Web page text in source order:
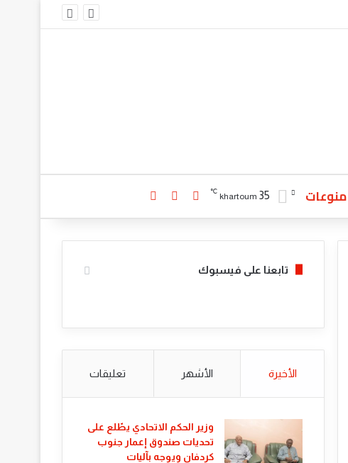
منوعات khartoum 35
℃ تسجيل الدخول
الوضع المظلم
تابعنا على فيسبوك
الأخيرة الأشهر تعليقات
​وزير الحكم الاتحادي يطّلع على
تحديات صندوق إعمار جنوب
كردفان ويوجه بآليات